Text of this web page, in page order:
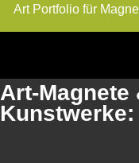
Art Portfolio für
Art-
Kunstwerke: